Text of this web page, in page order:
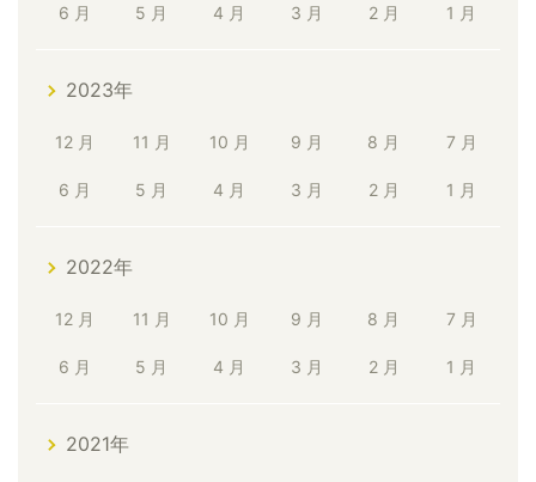
6 月 5 月 4 月 3 月 2 月 1 月
2023年
12 月 11 月 10 月 9 月 8 月 7 月
6 月 5 月 4 月 3 月 2 月 1 月
2022年
12 月 11 月 10 月 9 月 8 月 7 月
6 月 5 月 4 月 3 月 2 月 1 月
2021年